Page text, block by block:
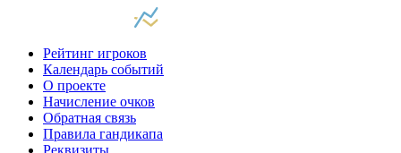
Рейтинг игроков
Календарь событий
О проекте
Начисление очков
Обратная связь
Правила гандикапа
Реквизиты